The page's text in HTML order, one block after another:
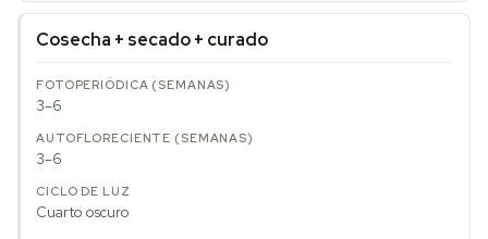
Cosecha + secado + curado
3–6
3–6
Cuarto oscuro